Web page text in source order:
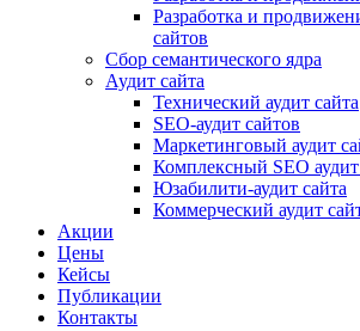
Разработка и
сайтов
Сбор семантического ядра
Аудит сайта
Технический аудит сайта
SEO-аудит сайтов
Маркетинговый аудит
Комплексный SEO аудит
Юзабилити-аудит сайта
Коммерческий аудит
Акции
Цены
Кейсы
Публикации
Контакты